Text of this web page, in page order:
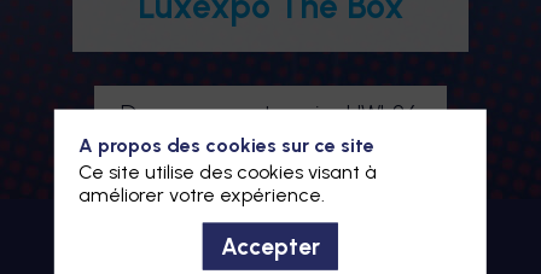
Devenez partenaire HWL26
Je m'inscris à HWL26
A propos des cookies sur ce site
Ce site utilise des cookies visant à
améliorer votre expérience.
Accepter